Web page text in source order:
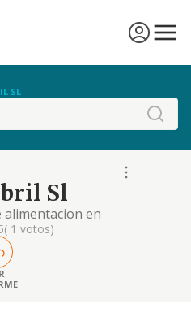
SL
Sl
alimentacion en
y bares.
( 1 votos)